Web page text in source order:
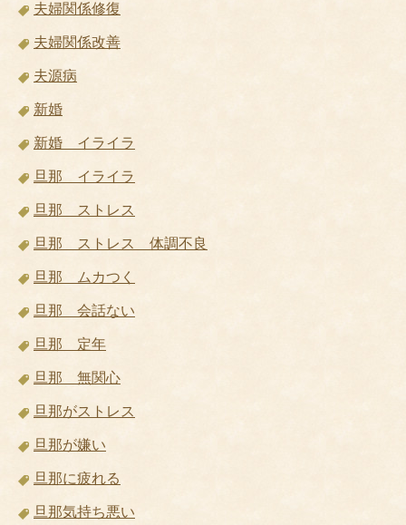
夫婦関係修復
夫婦関係改善
夫源病
新婚
新婚 イライラ
旦那 イライラ
旦那 ストレス
旦那 ストレス 体調不良
旦那 ムカつく
旦那 会話ない
旦那 定年
旦那 無関心
旦那がストレス
旦那が嫌い
旦那に疲れる
旦那気持ち悪い